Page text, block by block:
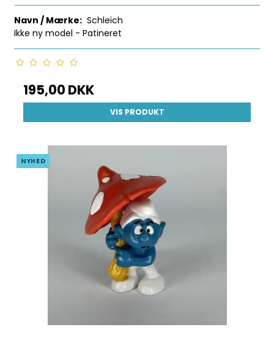
Navn / Mærke: Schleich
Ikke ny model - Patineret
195,00 DKK
VIS PRODUKT
NYHED